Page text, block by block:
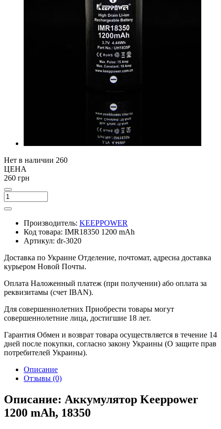
Нет в наличии 260
ЦЕНА
260 грн
Производитель: KEEPPOWER
Код товара: IMR18350 1200 mAh
Артикул: dr-3020
Доставка по Украине Отделение, почтомат, адресна доставка
курьером Новой Почты.
Оплата Наложенный платеж (при получении) або оплата за
реквизитамы (счет IBAN).
Для совершеннолетних Приобрести товары могут
совершеннолетние лица, достигшие 18 лет.
Гарантия Обмен и возврат товара осуществляется в течение 14
дней после покупки, согласно закону Украины (О защите прав
потребителей Украины).
Описание
Отзывы (0)
Описание: Аккумулятор Keeppower
1200 mAh, 18350